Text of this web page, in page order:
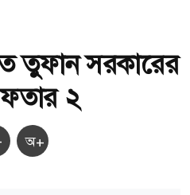
তুফান সরকারের
২
অ+